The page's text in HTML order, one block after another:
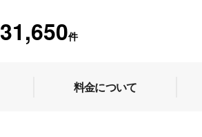
31,650件
料金について